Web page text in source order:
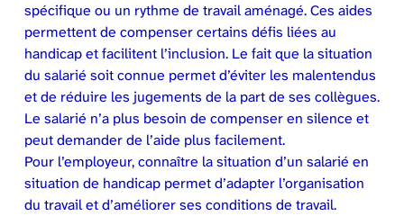
spécifique ou un rythme de travail aménagé. Ces aides
permettent de compenser certains défis liées au
handicap et facilitent l’inclusion. Le fait que la situation
du salarié soit connue permet d’éviter les malentendus
et de réduire les jugements de la part de ses collègues.
Le salarié n’a plus besoin de compenser en silence et
peut demander de l’aide plus facilement.
Pour l’employeur, connaître la situation d’un salarié en
situation de handicap permet d’adapter l’organisation
du travail et d’améliorer ses conditions de travail.